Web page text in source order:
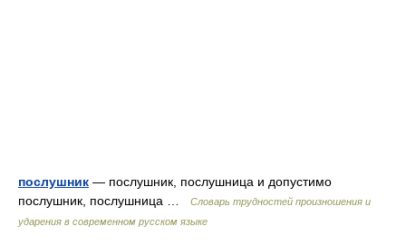
послушник — послушник, послушница и допустимо
послушник, послушница …
Словарь трудностей произношения и
ударения в современном русском языке